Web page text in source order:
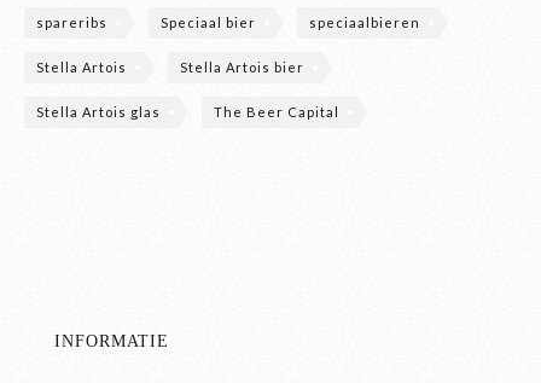
spareribs Speciaal bier speciaalbieren
Stella Artois Stella Artois bier
Stella Artois glas The Beer Capital
INFORMATIE